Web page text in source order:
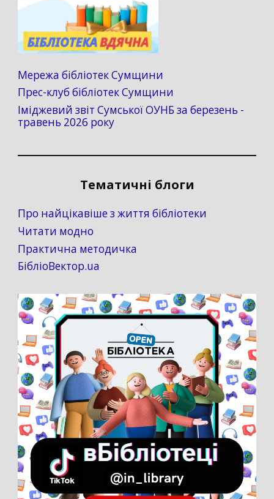
Мережа бібліотек Сумщини
Прес-клуб бібліотек Сумщини
Іміджевий звіт Сумської ОУНБ за березень -
травень 2026 року
Тематичні блоги
Про найцікавіше з життя бібліотеки
Читати модно
Практична методичка
БібліоВектор.ua